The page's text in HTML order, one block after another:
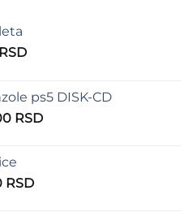
RSDRaspon
555 RSD
do
ps5 DISK-CD
RSDRaspon
RSDRaspon